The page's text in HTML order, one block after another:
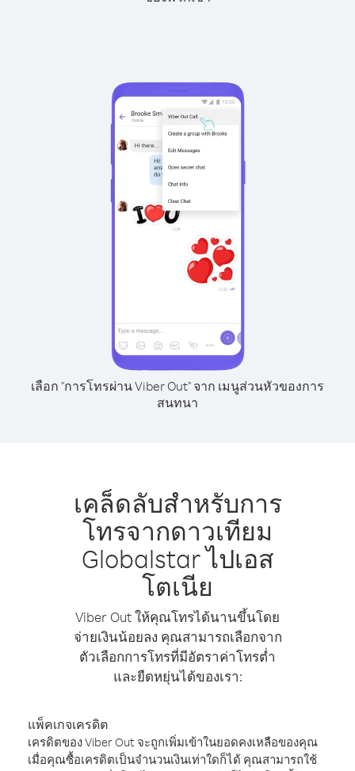
เลือก "การโทรผ่าน Viber Out" จาก เมนูส่วนหัวของการ
สนทนา
เคล็ดลับสำหรับการ
โทรจากดาวเทียม
Globalstar ไปเอส
โตเนีย
Viber Out ให้คุณโทรได้นานขึ้นโดย
จ่ายเงินน้อยลง คุณสามารถเลือกจาก
ตัวเลือกการโทรที่มีอัตราค่าโทรต่ำ
และยืดหยุ่นได้ของเรา:
แพ็คเกจเครดิต
เครดิตของ Viber Out จะถูกเพิ่มเข้าในยอดคงเหลือของคุณ
เมื่อคุณซื้อเครดิตเป็นจำนวนเงินเท่าใดก็ได้ คุณสามารถใช้